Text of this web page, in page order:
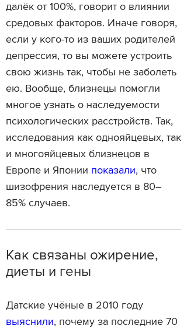
далёк от 100%, говорит о влиянии
средовых факторов. Иначе говоря,
если у кого-то из ваших родителей
депрессия, то вы можете устроить
свою жизнь так, чтобы не заболеть
ею. Вообще, близнецы помогли
многое узнать о наследуемости
психологических расстройств. Так,
исследования как однояйцевых, так
и многояйцевых близнецов в
Европе и Японии показали, что
шизофрения наследуется в 80–
85% случаев.
Как связаны ожирение,
диеты и гены
Датские учёные в 2010 году
выяснили, почему за последние 70